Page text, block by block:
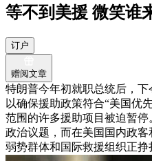
等不到美援 微笑谁
订户
赠阅文章
特朗普今年初就职总统后，下
以确保援助政策符合“美国优
范围的许多援助项目被迫暂
政治议题，而在美国国内政
弱势群体和国际救援组织正挣